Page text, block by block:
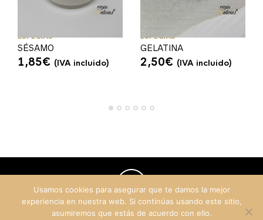
ESPECIAS
SÉSAMO
1,85€ (IVA incluido)
ESPECIAS
GELATINA
2,50€ (IVA incluido)
Usamos cookies para asegurar que te damos la mejor
experiencia en nuestra web. Si continúas usando este sitio,
asumiremos que estás de acuerdo con ello.